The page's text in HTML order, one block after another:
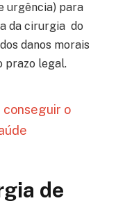
urgência) para
da cirurgia do
danos morais
prazo legal.
conseguir o
de